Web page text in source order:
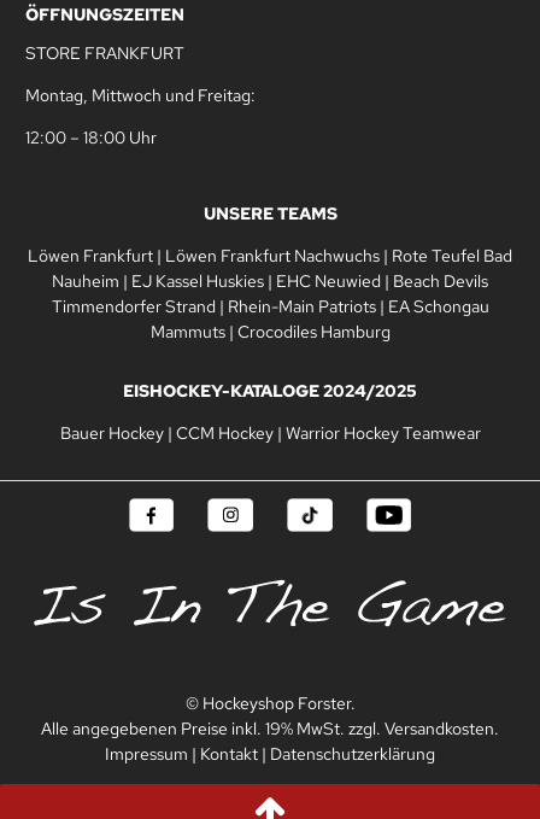
ÖFFNUNGSZEITEN
STORE FRANKFURT
Montag, Mittwoch und Freitag:
12:00 – 18:00 Uhr
UNSERE TEAMS
Löwen Frankfurt | Löwen Frankfurt Nachwuchs | Rote Teufel Bad
Nauheim | EJ Kassel Huskies | EHC Neuwied | Beach Devils
Timmendorfer Strand | Rhein-Main Patriots| EA Schongau
Mammuts| Crocodiles Hamburg
EISHOCKEY-KATALOGE 2024/2025
Bauer Hockey| CCM Hockey| Warrior Hockey Teamwear
© Hockeyshop Forster.
Alle angegebenen Preise inkl. 19% MwSt. zzgl. Versandkosten.
Impressum | Kontakt | Datenschutzerklärung